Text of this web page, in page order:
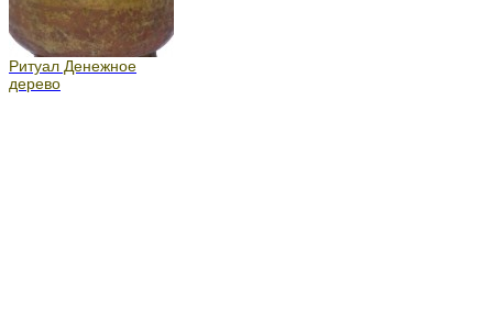
Ритуал Денежное
дерево